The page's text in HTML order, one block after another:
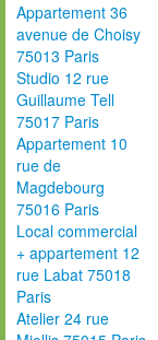
Appartement 36
avenue de Choisy
75013 Paris
Studio 12 rue
Guillaume Tell
75017 Paris
Appartement 10
rue de
Magdebourg
75016 Paris
Local commercial
+ appartement 12
rue Labat 75018
Paris
Atelier 24 rue